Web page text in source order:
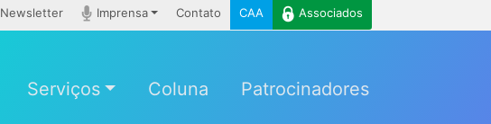
Newsletter Imprensa Contato CAA Associados
Serviços Coluna Patrocinadores